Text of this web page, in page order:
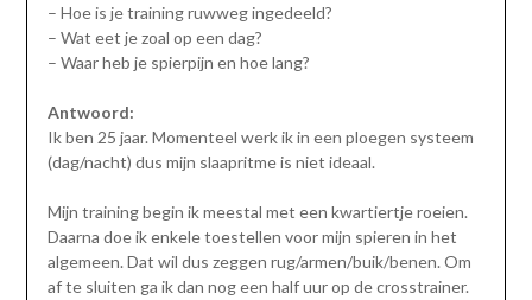
– Hoe is je training ruwweg ingedeeld?
– Wat eet je zoal op een dag?
– Waar heb je spierpijn en hoe lang?
Antwoord:
Ik ben 25 jaar. Momenteel werk ik in een ploegen systeem
(dag/nacht) dus mijn slaapritme is niet ideaal.
Mijn training begin ik meestal met een kwartiertje roeien.
Daarna doe ik enkele toestellen voor mijn spieren in het
algemeen. Dat wil dus zeggen rug/armen/buik/benen. Om
af te sluiten ga ik dan nog een half uur op de crosstrainer.